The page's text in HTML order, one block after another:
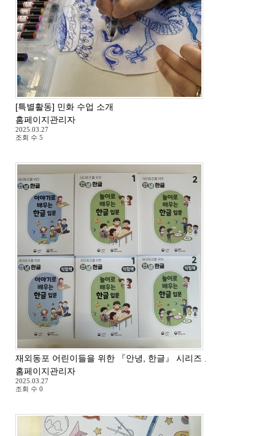
[특별활동] 민화 수업 소개
홈페이지관리자
2025.03.27
조회 수 5
재외동포 어린이들을 위한 『안녕, 한글』 시리즈 교재 도착
홈페이지관리자
2025.03.27
조회 수 0